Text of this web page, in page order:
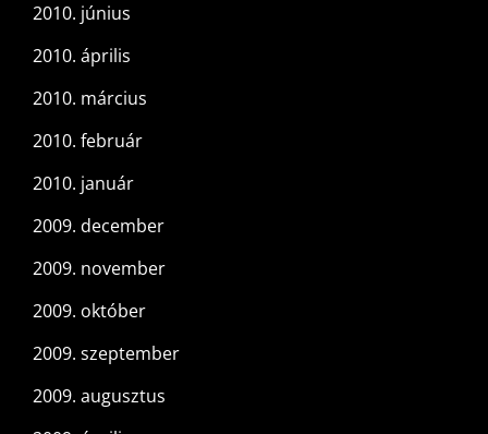
2010. június
2010. április
2010. március
2010. február
2010. január
2009. december
2009. november
2009. október
2009. szeptember
2009. augusztus